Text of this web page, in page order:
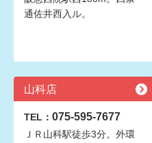
通佐井西入ル。
山科店
TEL： 075-595-7677
ＪＲ山科駅徒歩3分。外環